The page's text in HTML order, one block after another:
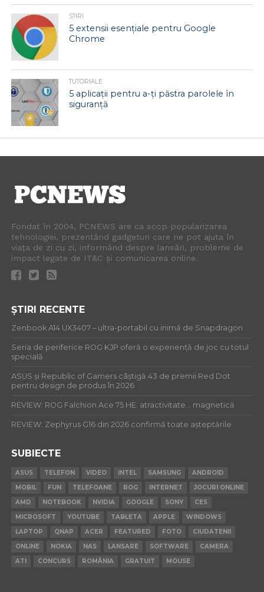
STIRI
5 extensii esențiale pentru Google
Chrome
TUTORIALE
5 aplicații pentru a-ți păstra parolele în
siguranță
Fondat în 2004, PCNEWS are ca scop popularizarea
tehnologiei, prezentând gadgeturi care ne pot ajuta în
viața de zi cu zi, informând despre lansări, probleme de
impact legate de IT&C și comunicarea online.
ȘTIRI RECENTE
Zenbook A14 UX3407 – ultra-portabil cu inimă de Snapdragon
Seria de periferice ROG KJP oferă o experiență de joc cu totul
specială
ASUS și Republic of Gamers câștigă 43 de premii Red Dot
pentru design de produs în 2026
REVIEW: ROG Falchion Ace 75 HE: atractivitate… magnetică
REVIEW: Zephyrus G16 din 2026 confirmă toate așteptările
SUBIECTE
ASUS TELEFON VIDEO INTEL SAMSUNG
ANDROID
MOBIL
FUN TELEFOANE ROG INTERNET
JOCURI ONLINE
AMD
NOTEBOOK NVIDIA GOOGLE SONY
CES
MICROSOFT
YOUTUBE TABLETA APPLE
WINDOWS
LAPTOP
QNAP ACER FEATURED FOTO
CIUDATENII
ONLINE
NOKIA NAS LANSARE SOFTWARE
CAMERA
ATI
CONCURS ROMÂNIA GRATUIT MOUSE